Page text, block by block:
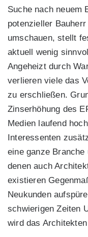
Suche nach neuem
potenzieller
umschauen, stellt
aktuell wenig
Angeheizt durch
verlieren viele das
zu erschließen.
Zinserhöhung des
Medien laufend
Interessenten
eine ganze
denen auch
existieren
Neukunden
schwierigen Zeiten
wird das